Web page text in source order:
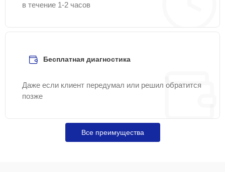
в течение 1-2 часов
Бесплатная диагностика
Даже если клиент передумал или решил обратится
позже
Все преимущества